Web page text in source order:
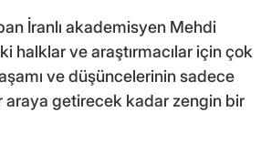
İranlı akademisyen Mehdi
halklar ve araştırmacılar için çok
ve düşüncelerinin sadece
araya getirecek kadar zengin bir